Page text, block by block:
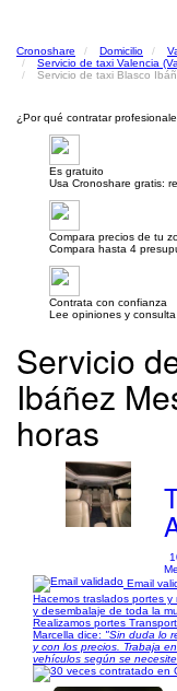
Cronoshare Domicilio
Servicio de taxi Valencia
Servicio de taxi Blasco
¿Por qué contratar
Es gratuito
Usa Cronoshare gratis:
Compara precios de tu
Compara hasta 4
Contrata con confianza
Lee opiniones y consulta
Servicio
Ibáñez
horas
Email
Hacemos traslados portes
y desembalaje de toda la
Realizamos portes
Marcella dice: "Sin duda lo
y con los precios. Trabaja
vehículos según se